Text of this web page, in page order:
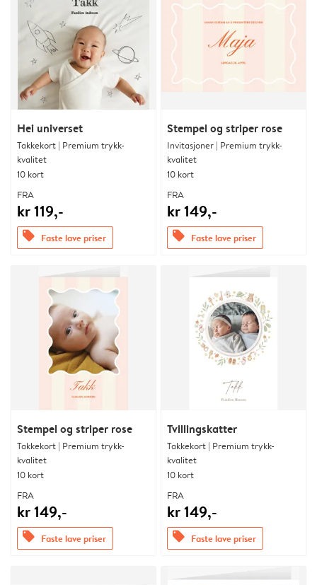
Hei universet
Takkekort | Premium trykk-
kvalitet
10 kort
FRA
kr 119,-
offers Faste lave priser
Stempel og striper rose
Invitasjoner | Premium trykk-
kvalitet
10 kort
FRA
kr 149,-
offers Faste lave priser
Stempel og striper rose
Takkekort | Premium trykk-
kvalitet
10 kort
FRA
kr 149,-
offers Faste lave priser
Tvillingskatter
Takkekort | Premium trykk-
kvalitet
10 kort
FRA
kr 149,-
offers Faste lave priser